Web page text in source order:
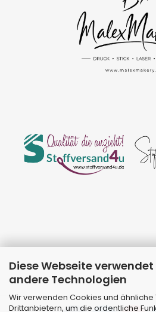
Diese Webseite
andere Technologien
Wir verwenden Cookies und
Drittanbietern, um die ordentliche